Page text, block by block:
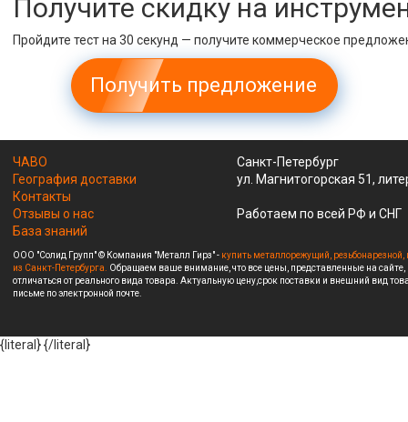
Получите скидку на
Пройдите тест на 30 секунд — получите коммерческое
Получить предложение
ЧАВО
География доставки
Контакты
Отзывы о нас
База знаний
Санкт-Петербург
ул. Магнитогорская 51,
Работаем по всей РФ и СНГ
ООО "Солид Групп" © Компания "Металл Гирз" - купить металлорежущий,
из Санкт-Петербурга. Обращаем ваше внимание, что все цены, представленные на
отличаться от реального вида товара. Актуальную цену,срок поставки и внешний вид
письме по электронной почте.
{literal}{/literal}